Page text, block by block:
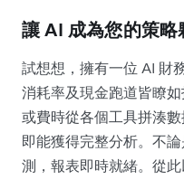
讓 AI 成為您的策略
試想想，擁有一位 AI 財
消耗率及現金跑道皆瞭
或費時從各個工具拼湊
即能獲得完整分析。不
測，報表即時就緒。從